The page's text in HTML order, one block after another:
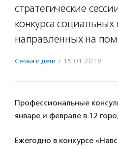
стратегические
конкурса социальных
направленных на
Семья и дети · 15.01.2018
Профессиональные
январе и феврале в 12
Ежегодно в конкурсе